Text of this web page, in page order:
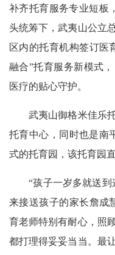
补齐托育服务专业短板
头统筹下，武夷山公立
区内的托育机构签订医
融合”托育服务新模式
医疗的贴心守护。
武夷山御格米佳乐托
托育中心，同时也是南
式的托育园，该托育园
“孩子一岁多就送到
来接送孩子的家长詹成
育老师特别有耐心，照
都打理得妥妥当当。最